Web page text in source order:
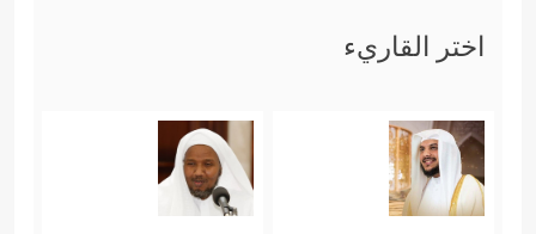
اختر القاريء